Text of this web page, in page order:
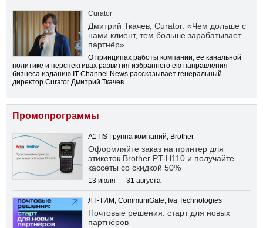
Curator
Дмитрий Ткачев, Curator: «Чем дольше с
нами клиент, тем больше зарабатывает
партнёр»
О принципах работы компании, её канальной
политике и перспективах развития избранного ею направления
бизнеса изданию IT Channel News рассказывает генеральный
директор Curator Дмитрий Ткачев.
Промопрограммы
A1TIS Группа компаний, Brother
Оформляйте заказ на принтер для
этикеток Brother PT-H110 и получайте
кассеты со скидкой 50%
13 июля — 31 августа
ЛТ-ТИМ, CommuniGate, Iva Technologies
Почтовые решения: старт для новых
партнёров